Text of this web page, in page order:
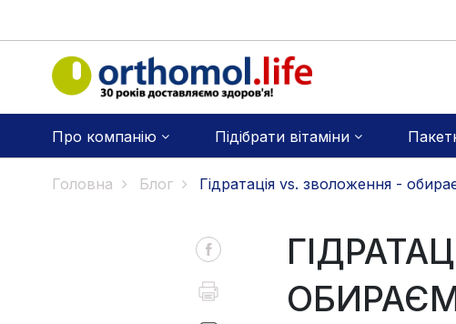
Про компанію Підібрати вітаміни
Головна Блог Гідратація vs. зволоження -